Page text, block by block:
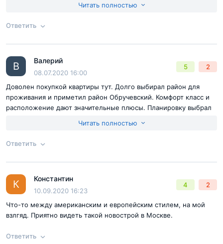
Согласен справилами публикациина сайте
Отправить комментарий
быть серьезный и с хорошей репутацией. Этот ЖК полностью
Читать полностью
Ответить
Ответ на отзыв
Согласен справилами публикациина сайте
Отправить комментарий
В Валерий
08.07.2020 16:00
5 2
Доволен покупкой квартиры тут. Долго выбирал район для
проживания и приметил район Обручевский. Комфорт класс и
расположение дают значительные плюсы. Планировку выбрал
досуга, это 2 торговых центра и Воронцовский парк. Наличие
Читать полностью
Ответить
Ответ на отзыв
К Константин
10.09.2020 16:23
4 2
Что-то между американским и европейским стилем, на мой
взлгяд. Приятно видеть такой новострой в Москве.
Ответить